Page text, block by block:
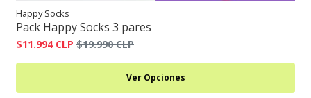
Happy Socks
Pack Happy Socks 3 pares
$11.994 CLP $19.990 CLP
Ver Opciones